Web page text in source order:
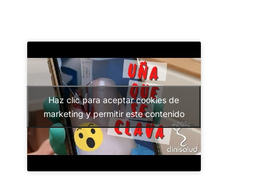
Haz clic para aceptar cookies de
marketing y permitir este contenido